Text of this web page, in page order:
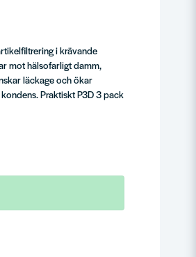
i krävande
mot hälsofarligt damm,
läckage och ökar
Praktiskt P3D 3 pack